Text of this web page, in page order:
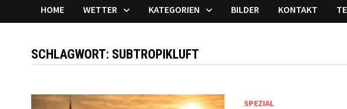
HOME WETTER KATEGORIEN BILDER KONTAKT
SCHLAGWORT: SUBTROPIKLUFT
SPEZIAL